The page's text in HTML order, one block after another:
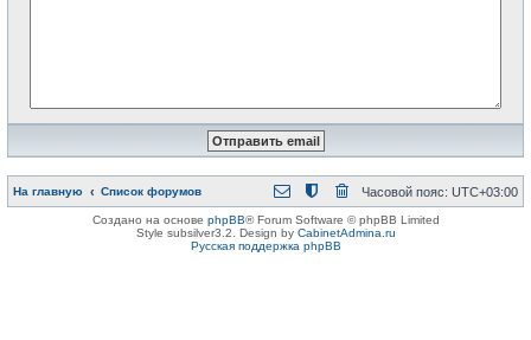
На главную Список форумов Часовой пояс: UTC+03:00
Создано на основе phpBB® Forum Software © phpBB Limited
Style subsilver3.2. Design by CabinetAdmina.ru
Русская поддержка phpBB